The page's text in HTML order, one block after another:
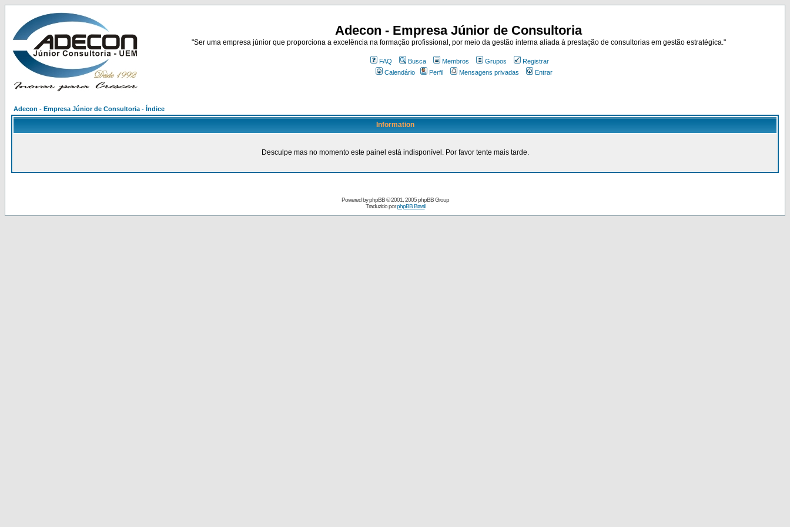
Adecon - Empresa Júnior de Consultoria
"Ser uma empresa júnior que proporciona a excelência na formação profissional, por meio da gestão interna aliada à prestação de consultorias em gestão estratégica."
FAQ Busca Membros Grupos
Registrar
Calendário
Perfil Mensagens privadas Entrar
Adecon - Empresa Júnior de Consultoria - Índice
Information
Desculpe mas no momento este painel está indisponível. Por favor tente mais tarde.
Powered byphpBB© 2001, 2005 phpBB Group
Traduzido porphpBB Brasil